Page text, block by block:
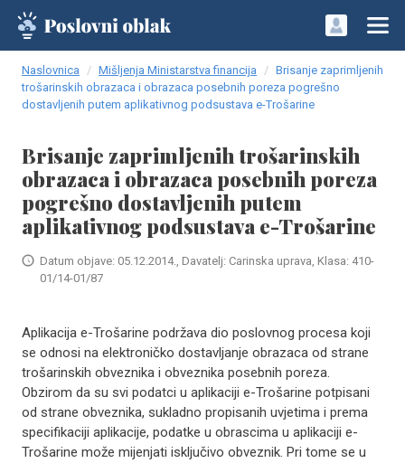
Naslovnica Mišljenja Ministarstva financija
Brisanje zaprimljenih
trošarinskih obrazaca i obrazaca posebnih poreza pogrešno
dostavljenih putem aplikativnog podsustava e-Trošarine
Brisanje zaprimljenih trošarinskih
obrazaca i obrazaca posebnih poreza
pogrešno dostavljenih putem
aplikativnog podsustava e-Trošarine
Datum objave: 05.12.2014., Davatelj: Carinska uprava, Klasa: 410-
01/14-01/87
Aplikacija e-Trošarine podržava dio poslovnog procesa koji
se odnosi na elektroničko dostavljanje obrazaca od strane
trošarinskih obveznika i obveznika posebnih poreza.
Obzirom da su svi podatci u aplikaciji e-Trošarine potpisani
od strane obveznika, sukladno propisanih uvjetima i prema
specifikaciji aplikacije, podatke u obrascima u aplikaciji e-
Trošarine može mijenjati isključivo obveznik. Pri tome se u